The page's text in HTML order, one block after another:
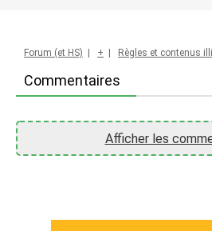
Commentaires
Forum (et HS) + Règles et contenus
Afficher les